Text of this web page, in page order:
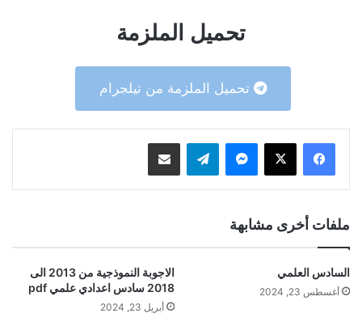
تحميل الملزمة
تحميل الملزمة من تيلجرام
ماسنجر تيلقرام مشاركة عبر البريد
ملفات أخرى مشابهة
السادس العلمي
أغسطس 23, 2024
الاجوبة النموذجية من 2013 الى
2018 سادس اعدادي علمي pdf
أبريل 23, 2024